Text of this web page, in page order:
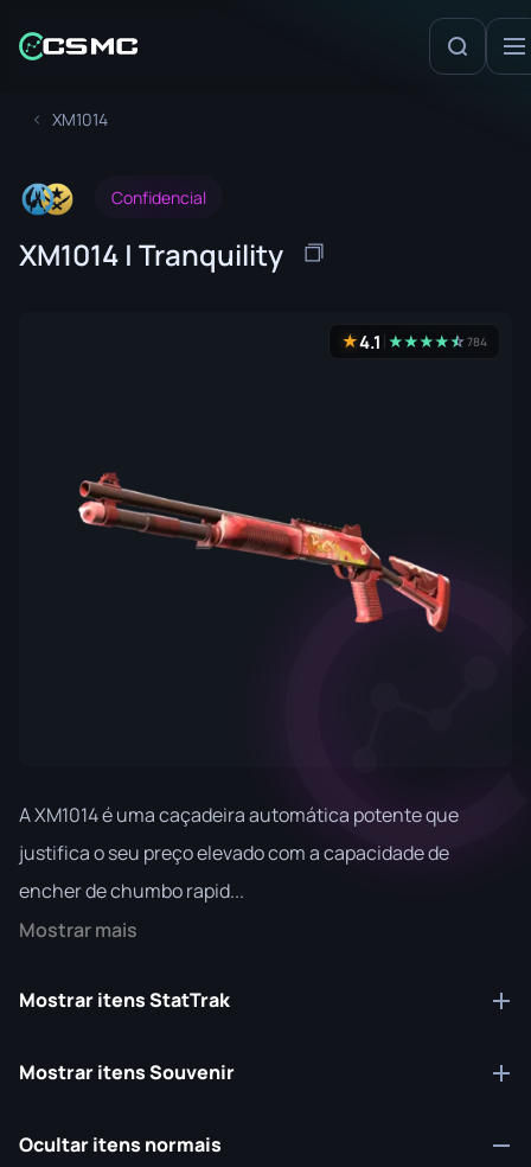
XM1014
Confidencial
XM1014 | Tranquility
★4.1 ★★★★★
☆784
A XM1014 é uma caçadeira automática potente que
justifica o seu preço elevado com a capacidade de
encher de chumbo rapid...
Mostrar mais
Mostrar itens StatTrak
Mostrar itens Souvenir
Ocultar itens normais